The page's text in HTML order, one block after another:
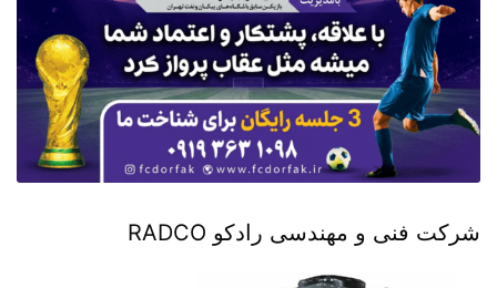
شرکت فنی و مهندسی رادکو RADCO